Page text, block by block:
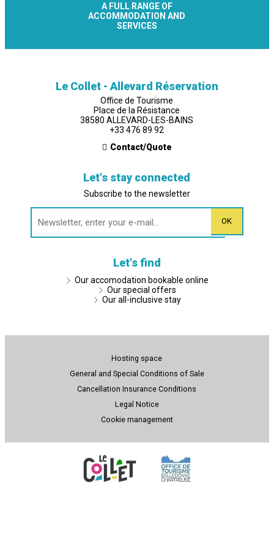
A FULL RANGE OF
ACCOMMODATION AND
SERVICES
Le Collet - Allevard Réservation
Office de Tourisme
Place de la Résistance
38580 ALLEVARD-LES-BAINS
+33 476 89 92
Contact/Quote
Let's stay connected
Subscribe to the newsletter
Let's find
Our accomodation bookable online
Our special offers
Our all-inclusive stay
Hosting space
General and Special Conditions of Sale
Cancellation Insurance Conditions
Legal Notice
Cookie management